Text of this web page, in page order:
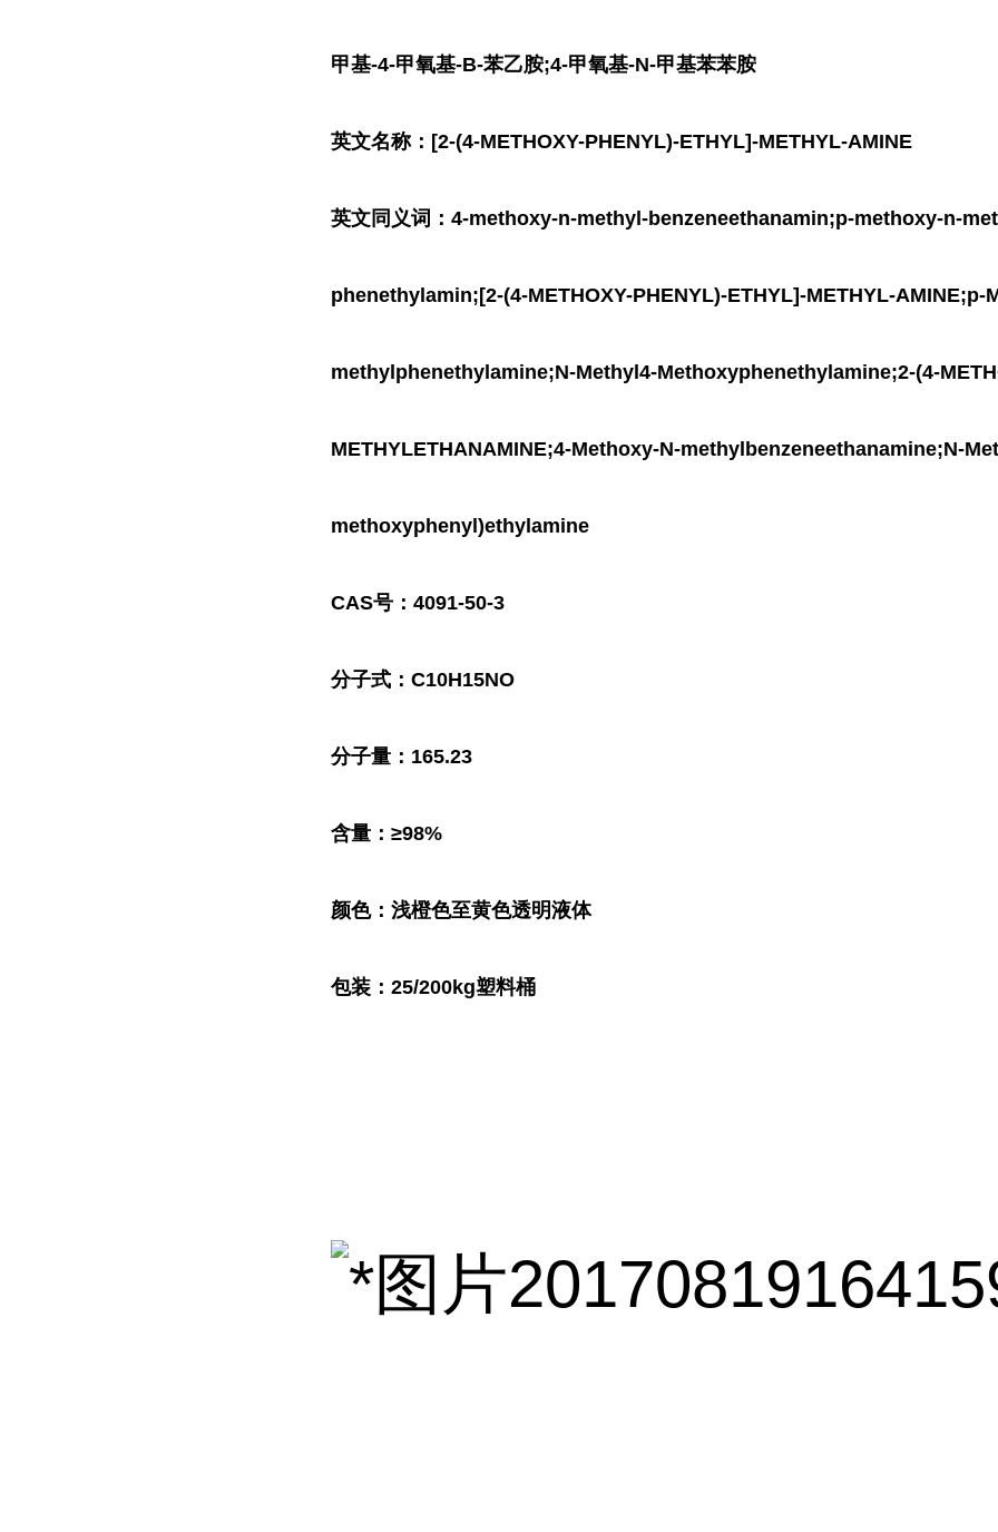
甲基-4-甲氧基-Β-苯乙胺;4-甲氧基-N-甲基苯苯胺
英文名称：[2-(4-METHOXY-PHENYL)-ETHYL]-METHYL-AMINE
英文同义词：4-methoxy-n-methyl-benzeneethanamin;p-methoxy-n-
phenethylamin;[2-(4-METHOXY-PHENYL)-ETHYL]-METHYL-AMINE;p-
methylphenethylamine;N-Methyl4-Methoxyphenethylamine;2-(4-
METHYLETHANAMINE;4-Methoxy-N-methylbenzeneethanamine;N-
methoxyphenyl)ethylamine
CAS号：4091-50-3
分子式：C10H15NO
分子量：165.23
含量：≥98%
颜色：浅橙色至黄色透明液体
包装：25/200kg塑料桶